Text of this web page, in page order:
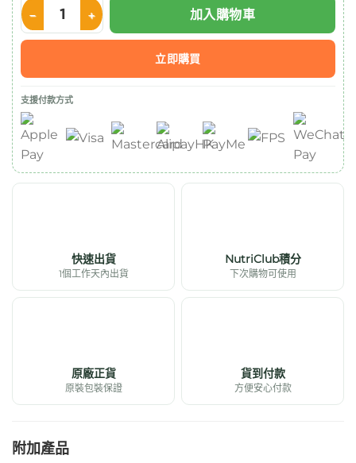
Glycerin Swabsticks 洗口棒 (提子味) 數量
加入購物車
立即購買
支援付款方式
快速出貨
1個工作天內出貨
NutriClub積分
下次購物可使用
原廠正貨
原裝包裝保證
貨到付款
方便安心付款
附加產品